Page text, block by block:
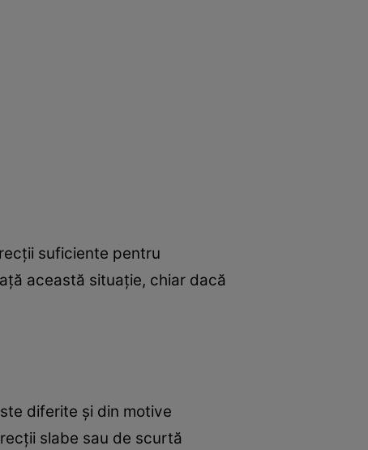
suficiente pentru
această situație, chiar dacă
diferite și din motive
slabe sau de scurtă